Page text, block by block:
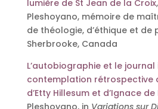
lumière de St Jean de la Croix
Pleshoyano, mémoire de
de théologie, d’éthique et de
Sherbrooke, Canada
L’autobiographie et le
contemplation rétrospective
d’Etty Hillesum et d’Ignace
Pleshoyano, in Variations sur